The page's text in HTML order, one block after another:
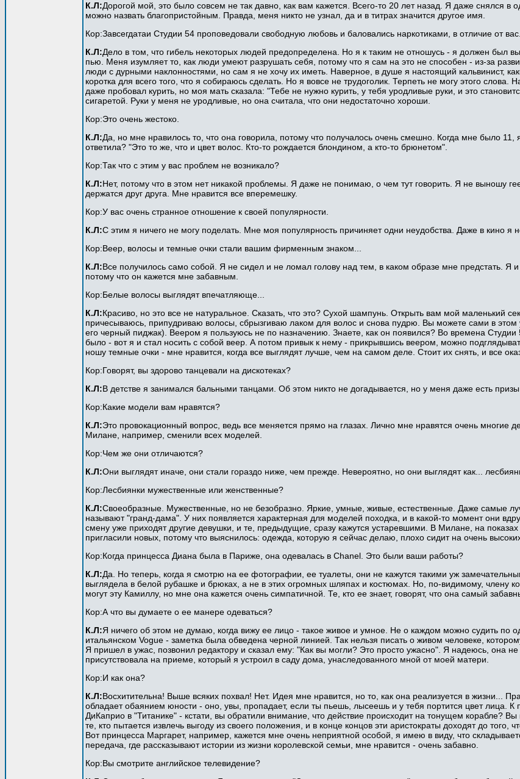
К.Л:Дорогой мой, это было совсем не так давно, как вам кажется. Всего-то 20 лет назад. Я даже снялся
можно назвать благопристойным. Правда, меня никто не узнал, да и в титрах значится другое имя.
Кор:Завсегдатаи Студии 54 проповедовали свободную любовь и баловались наркотиками, в отличие от
К.Л:Дело в том, что гибель некоторых людей предопределена. Но я к таким не отношусь - я должен был
пью. Меня изумляет то, как люди умеют разрушать себя, потому что я сам на это не способен - из-за
люди с дурными наклонностями, но сам я не хочу их иметь. Наверное, в душе я настоящий кальвинист,
коротка для всего того, что я собираюсь сделать. Но я вовсе не трудоголик. Терпеть не могу этого
даже пробовал курить, но моя мать сказала: "Тебе не нужно курить, у тебя уродливые руки, и это
сигаретой. Руки у меня не уродливые, но она считала, что они недостаточно хороши.
Кор:Это очень жестоко.
К.Л:Да, но мне нравилось то, что она говорила, потому что получалось очень смешно. Когда мне было 11,
ответила? "Это то же, что и цвет волос. Кто-то рождается блондином, а кто-то брюнетом".
Кор:Так что с этим у вас проблем не возникало?
К.Л:Нет, потому что в этом нет никакой проблемы. Я даже не понимаю, о чем тут говорить. Я не выношу
держатся друг друга. Мне нравится все вперемешку.
Кор:У вас очень странное отношение к своей популярности.
К.Л:С этим я ничего не могу поделать. Мне моя популярность причиняет одни неудобства. Даже в кино я
Кор:Веер, волосы и темные очки стали вашим фирменным знаком...
К.Л:Все получилось само собой. Я не сидел и не ломал голову над тем, в каком образе мне предстать. Я
потому что он кажется мне забавным.
Кор:Белые волосы выглядят впечатляюще...
К.Л:Красиво, но это все не натуральное. Сказать, что это? Сухой шампунь. Открыть вам мой маленький
причесываюсь, припудриваю волосы, сбрызгиваю лаком для волос и снова пудрю. Вы можете сами в этом
его черный пиджак). Веером я пользуюсь не по назначению. Знаете, как он появился? Во времена
было - вот я и стал носить с собой веер. А потом привык к нему - прикрывшись веером, можно
ношу темные очки - мне нравится, когда все выглядят лучше, чем на самом деле. Стоит их снять, и все
Кор:Говорят, вы здорово танцевали на дискотеках?
К.Л:В детстве я занимался бальными танцами. Об этом никто не догадывается, но у меня даже есть
Кор:Какие модели вам нравятся?
К.Л:Это провокационный вопрос, ведь все меняется прямо на глазах. Лично мне нравятся очень многие
Милане, например, сменили всех моделей.
Кор:Чем же они отличаются?
К.Л:Они выглядят иначе, они стали гораздо ниже, чем прежде. Невероятно, но они выглядят как...
Кор:Лесбиянки мужественные или женственные?
К.Л:Своеобразные. Мужественные, но не безобразно. Яркие, умные, живые, естественные. Даже самые
называют "гранд-дама". У них появляется характерная для моделей походка, и в какой-то момент они
смену уже приходят другие девушки, и те, предыдущие, сразу кажутся устаревшими. В Милане, на
пригласили новых, потому что выяснилось: одежда, которую я сейчас делаю, плохо сидит на очень
Кор:Когда принцесса Диана была в Париже, она одевалась в Chanel. Это были ваши работы?
К.Л:Да. Но теперь, когда я смотрю на ее фотографии, ее туалеты, они не кажутся такими уж
выглядела в белой рубашке и брюках, а не в этих огромных шляпах и костюмах. Но, по-видимому, члену
могут эту Камиллу, но мне она кажется очень симпатичной. Те, кто ее знает, говорят, что она самый
Кор:А что вы думаете о ее манере одеваться?
К.Л:Я ничего об этом не думаю, когда вижу ее лицо - такое живое и умное. Не о каждом можно судить по
итальянском Vogue - заметка была обведена черной линией. Так нельзя писать о живом человеке,
Я пришел в ужас, позвонил редактору и сказал ему: "Как вы могли? Это просто ужасно". Я надеюсь, она
присутствовала на приеме, который я устроил в саду дома, унаследованного мной от моей матери.
Кор:И как она?
К.Л:Восхитительна! Выше всяких похвал! Нет. Идея мне нравится, но то, как она реализуется в жизни...
обладает обаянием юности - оно, увы, пропадает, если ты пьешь, лысеешь и у тебя портится цвет лица. К
ДиКаприо в "Титанике" - кстати, вы обратили внимание, что действие происходит на тонущем корабле?
те, кто пытается извлечь выгоду из своего положения, и в конце концов эти аристократы доходят до
Вот принцесса Маргарет, например, кажется мне очень неприятной особой, я имею в виду, что
передача, где рассказывают истории из жизни королевской семьи, мне нравится - очень забавно.
Кор:Вы смотрите английское телевидение?